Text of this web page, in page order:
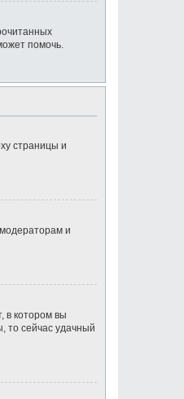
помочь.
страницы и
и
в котором вы
то сейчас удачный